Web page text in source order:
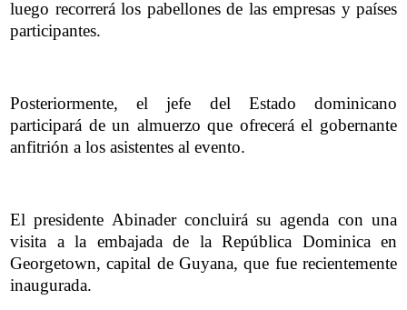
luego recorrerá los pabellones de las empresas y países
participantes.
Posteriormente, el jefe del Estado dominicano
participará de un almuerzo que ofrecerá el gobernante
anfitrión a los asistentes al evento.
El presidente Abinader concluirá su agenda con una
visita a la embajada de la República Dominica en
Georgetown, capital de Guyana, que fue recientemente
inaugurada.